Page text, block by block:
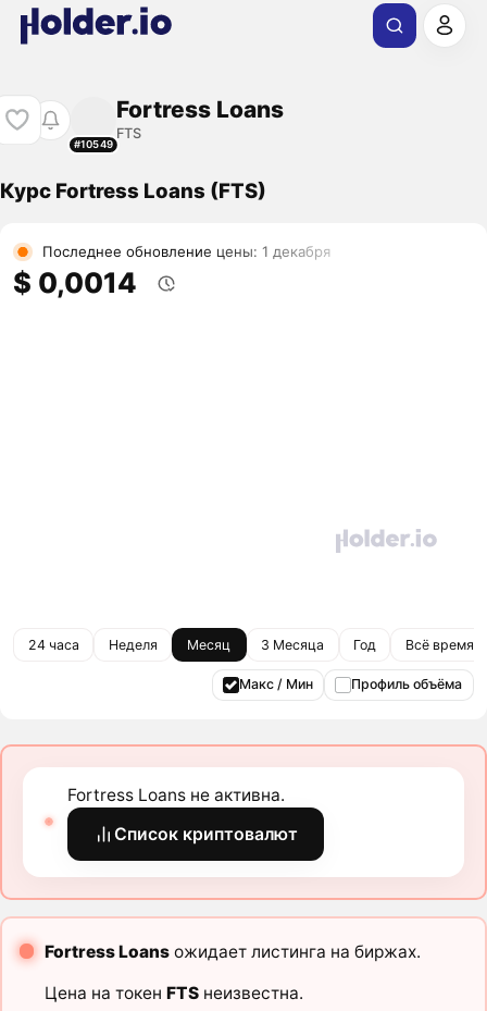
#10549
Fortress Loans
FTS
Курс Fortress Loans (FTS)
Последнее обновление цены: 1 декабря
$ 0,0014
24 часа Неделя Месяц 3 Месяца Год Всё время
Макс / Мин Профиль объёма
Fortress Loans не активна.
Список криптовалют
Fortress Loansожидает листинга на биржах.
Цена на токен FTSнеизвестна.